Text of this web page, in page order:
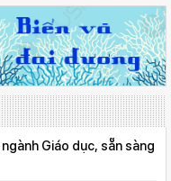
Giáo dục, sẵn sàng